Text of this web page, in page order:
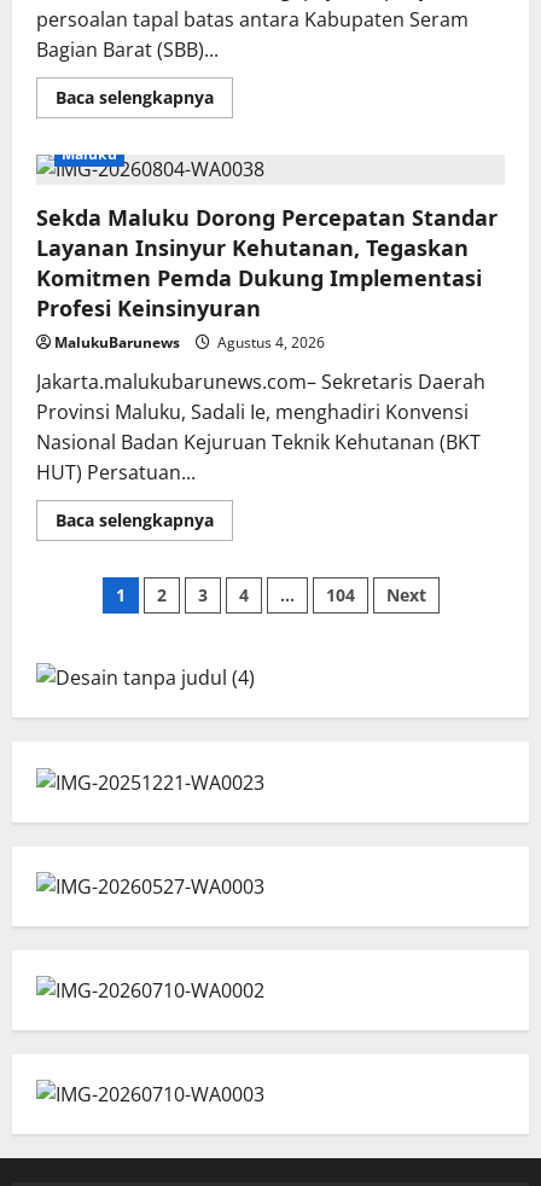
persoalan tapal batas antara Kabupaten Seram
Bagian Barat (SBB)...
Baca selengkapnyaRead
more
Maluku
Dorong
Tuntaskan
Penegasan
Batas
SBB–
Maluku
Tengah
Maluku
Sekda Maluku Dorong Percepatan Standar
Layanan Insinyur Kehutanan, Tegaskan
Komitmen Pemda Dukung Implementasi
Profesi Keinsinyuran
MalukuBarunews Agustus 4, 2026
Jakarta.malukubarunews.com– Sekretaris Daerah
Provinsi Maluku, Sadali Ie, menghadiri Konvensi
Nasional Badan Kejuruan Teknik Kehutanan (BKT
HUT) Persatuan...
Baca selengkapnyaRead
more
Maluku
Dorong
Percepatan
Insinyur
Kehutanan,
Komitmen
Implementasi
Profesi
Navigasi
1 2 3 4 … 104 Next